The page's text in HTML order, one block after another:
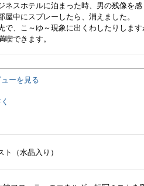
ネスホテルに泊まった時、男の残像を
屋中にスプレーしたら、消えました。
で、こ～ゆ～現象に出くわしたりしま
ーを見る
（水晶入り）